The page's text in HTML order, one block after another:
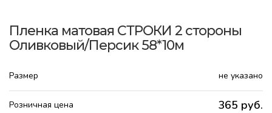
Пленка матовая СТРОКИ 2 стороны
Оливковый/Персик 58*10м
Размер не указано
Розничная цена 365 руб.